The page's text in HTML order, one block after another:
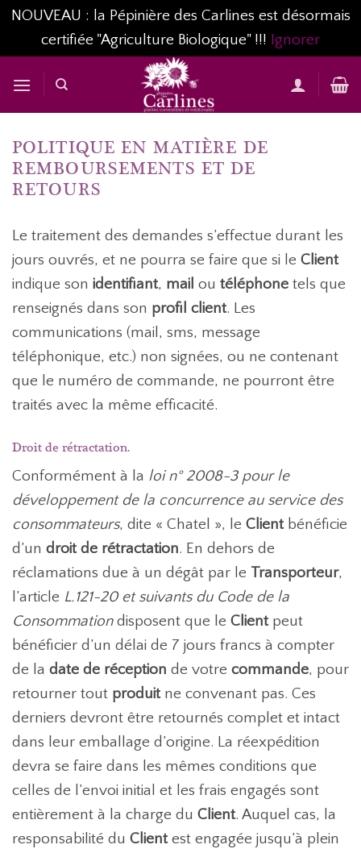
NOUVEAU : la Pépinière des Carlines est désormais
certifiée "Agriculture Biologique" !!! Ignorer
POLITIQUE EN MATIÈRE DE
REMBOURSEMENTS ET DE
RETOURS
Le traitement des demandes s’effectue durant les
jours ouvrés, et ne pourra se faire que si le Client
indique son identifiant, mail ou téléphone tels que
renseignés dans son profil client. Les
communications (mail, sms, message
téléphonique, etc.) non signées, ou ne contenant
que le numéro de commande, ne pourront être
traités avec la même efficacité.
Droit de rétractation.
Conformément à la loi n° 2008-3 pour le
développement de la concurrence au service des
consommateurs, dite « Chatel », le Clientbénéficie
d’un droit de rétractation. En dehors de
réclamations due à un dégât par le Transporteur,
l’article L.121-20 et suivants du Code de la
Consommationdisposent que le Clientpeut
bénéficier d’un délai de 7 jours francs à compter
de la date de réception de votre commande, pour
retourner tout produitne convenant pas. Ces
derniers devront être retournés complet et intact
dans leur emballage d’origine. La réexpédition
devra se faire dans les mêmes conditions que
celles de l’envoi initial et les frais engagés sont
entièrement à la charge du Client. Auquel cas, la
responsabilité du Clientest engagée jusqu’à plein